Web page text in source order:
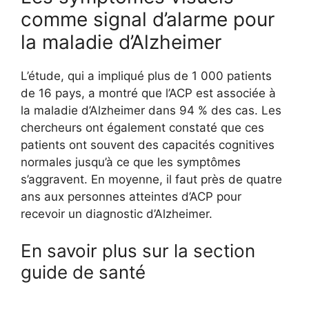
comme signal d’alarme pour
la maladie d’Alzheimer
L’étude, qui a impliqué plus de 1 000 patients
de 16 pays, a montré que l’ACP est associée à
la maladie d’Alzheimer dans 94 % des cas. Les
chercheurs ont également constaté que ces
patients ont souvent des capacités cognitives
normales jusqu’à ce que les symptômes
s’aggravent. En moyenne, il faut près de quatre
ans aux personnes atteintes d’ACP pour
recevoir un diagnostic d’Alzheimer.
En savoir plus sur la section
guide de santé